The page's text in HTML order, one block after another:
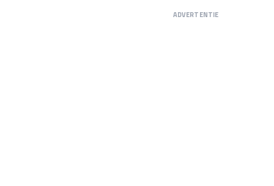
ADVERTENTIE